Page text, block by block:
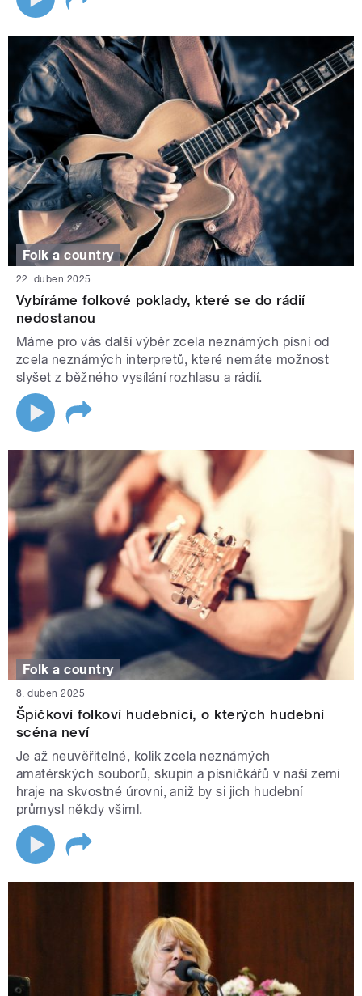
Folk a country
22. duben 2025
Vybíráme folkové poklady, které se do rádií
nedostanou
Máme pro vás další výběr zcela neznámých písní od
zcela neznámých interpretů, které nemáte možnost
slyšet z běžného vysílání rozhlasu a rádií.
Folk a country
8. duben 2025
Špičkoví folkoví hudebníci, o kterých hudební
scéna neví
Je až neuvěřitelné, kolik zcela neznámých
amatérských souborů, skupin a písničkářů v naší zemi
hraje na skvostné úrovni, aniž by si jich hudební
průmysl někdy všiml.